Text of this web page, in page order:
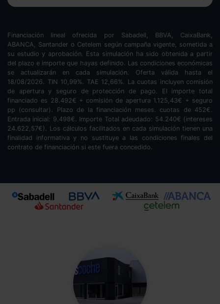
Financiación lineal ofrecida por Sabadell, BBVA, CaixaBank,
ABANCA, Santander o Cetelem según campaña vigente, sometida a
su estudio y aprobación. Esta simulación ha sido obtenida a partir
del plazo e importe que hayas definido. Las condiciones económicas
se actualizarán en cada simulación. Oferta válida hasta el
18/08/2026. TIN 10,99%. TAE 12,66%. La cuotas incluyen comisión
de apertura y seguro de protección de pago. El importe total
financiado es 28.492€ + comisión de apertura 1.125,43€ + seguro
pp (consultar). Plazo de la financiación meses. cuotas de 452€.
Entrada inicial: 9.498€. Importe Total adeudado: 54.240€ (intereses
24.622,57€). Los cálculos facilitados en cada simulación tienen una
finalidad informativa y no sustituye a las condiciones finales del
contrato de financiación si este fuera concedido.